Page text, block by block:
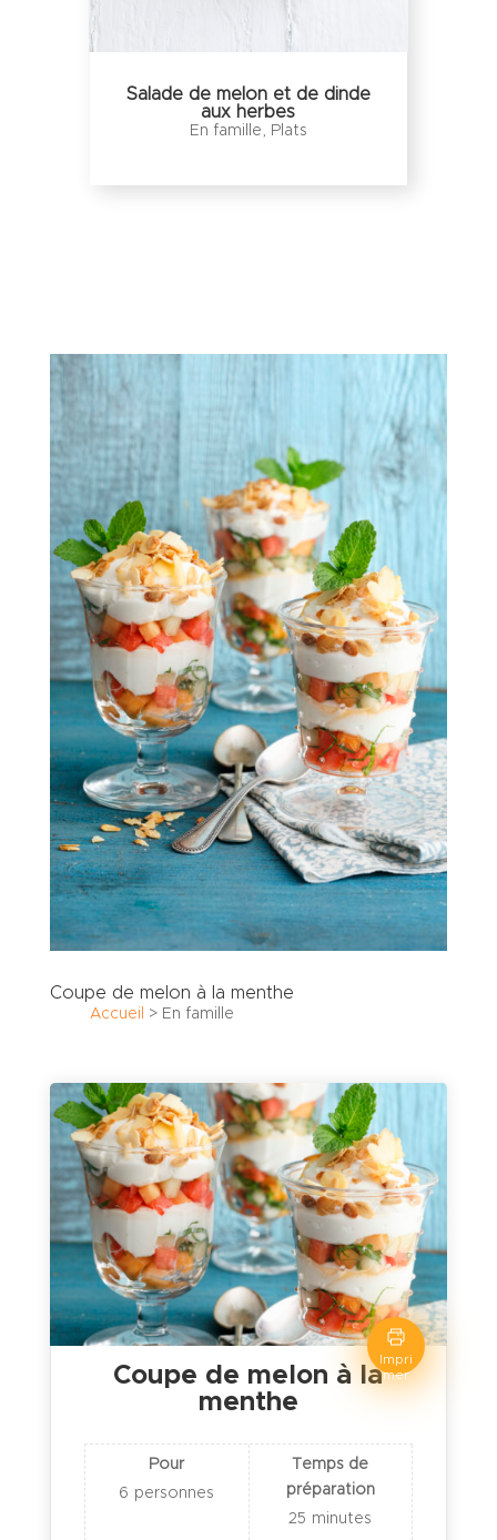
Salade de melon et de dinde
aux herbes
En famille, Plats
Coupe de melon à la menthe
Accueil > En famille
Impri
mer
Coupe de melon à la
menthe
Pour
6 personnes
Temps de
préparation
25 minutes